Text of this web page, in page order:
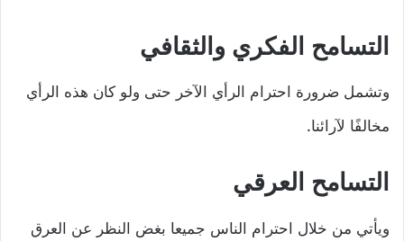
التسامح الفكري والثقافي
وتشمل ضرورة احترام الرأي الآخر حتى ولو كان هذه الرأي
مخالفًا لآرائنا.
التسامح العرقي
ويأتي من خلال احترام الناس جميعا بغض النظر عن العرق